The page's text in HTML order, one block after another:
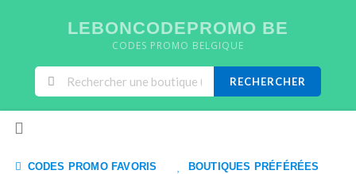
LEBONCODEPROMO BE
CODES PROMO BELGIQUE
RECHERCHER
CODES PROMO FAVORIS BOUTIQUES PRÉFÉRÉES